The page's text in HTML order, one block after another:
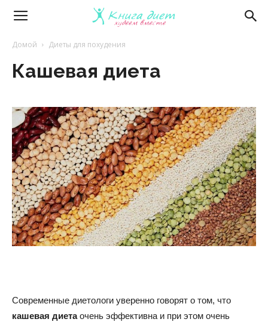
Книга
диет
эффективные
диеты
Домой Диеты для похудения
Кашевая диета
Современные диетологи уверенно говорят о том, что
кашевая диетаочень эффективна и при этом очень